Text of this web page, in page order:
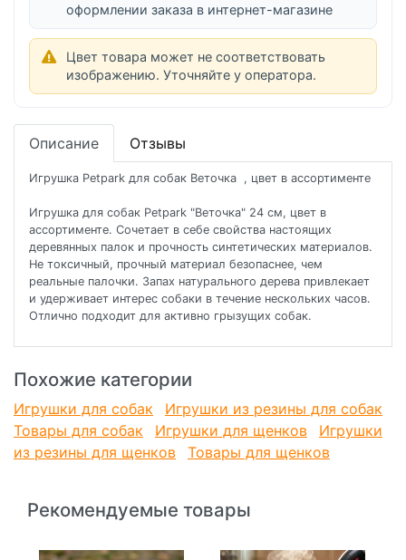
оформлении заказа в интернет-магазине
Цвет товара может не соответствовать
изображению. Уточняйте у оператора.
Описание Отзывы
Игрушка Petpark для собак Веточка , цвет в ассортименте
Игрушка для собак Petpark "Веточка" 24 см, цвет в
ассортименте. Сочетает в себе свойства настоящих
деревянных палок и прочность синтетических материалов.
Не токсичный, прочный материал безопаснее, чем
реальные палочки. Запах натурального дерева привлекает
и удерживает интерес собаки в течение нескольких часов.
Отлично подходит для активно грызущих собак.
Похожие категории
Игрушки для собак
Игрушки из резины для собак
Товары для собак
Игрушки для щенков
Игрушки
из резины для щенков
Товары для щенков
Рекомендуемые товары